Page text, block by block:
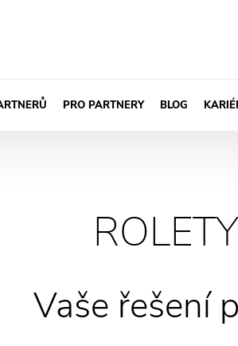
PRO PARTNERY BLOG
Vaše řešení